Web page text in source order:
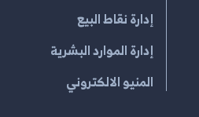
إدارة نقاط البيع
إدارة الموارد البشرية
المنيو الالكتروني